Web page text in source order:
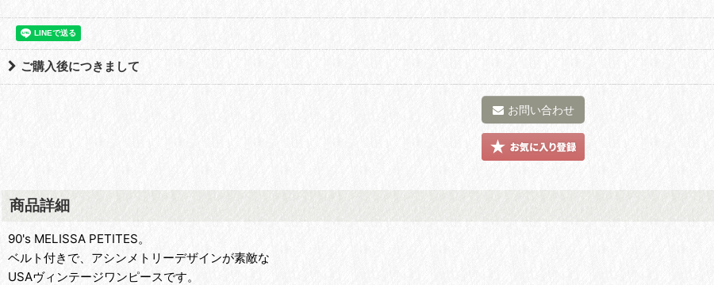
ご購入後につきまして
お問い合わせ
商品詳細
90's MELISSA PETITES。
ベルト付きで、アシンメトリーデザインが素敵な
USAヴィンテージワンピースです。